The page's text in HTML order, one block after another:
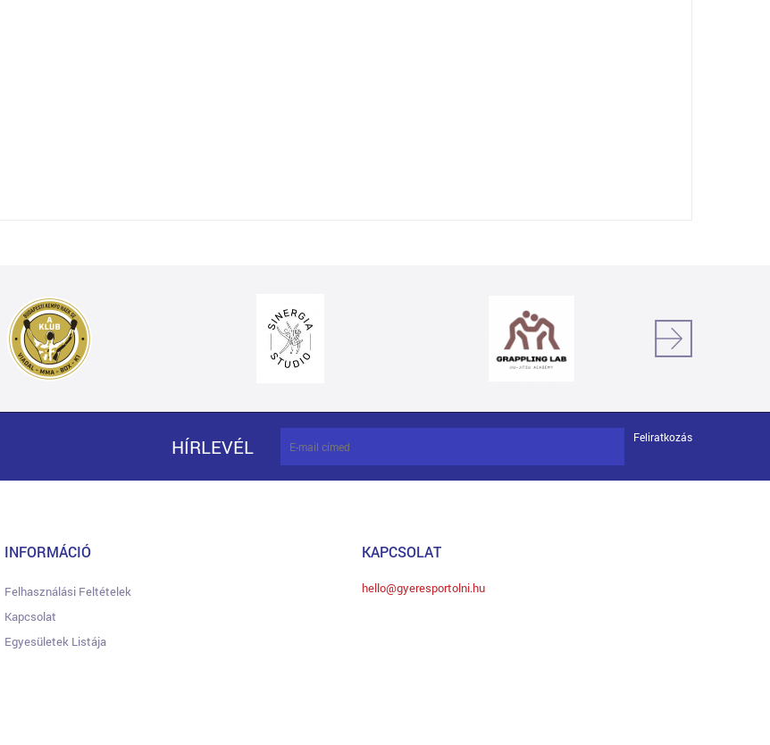
HÍRLEVÉL Feliratkozás
INFORMÁCIÓ
Felhasználási Feltételek
Kapcsolat
Egyesületek Listája
KAPCSOLAT
hello@gyeresportolni.hu